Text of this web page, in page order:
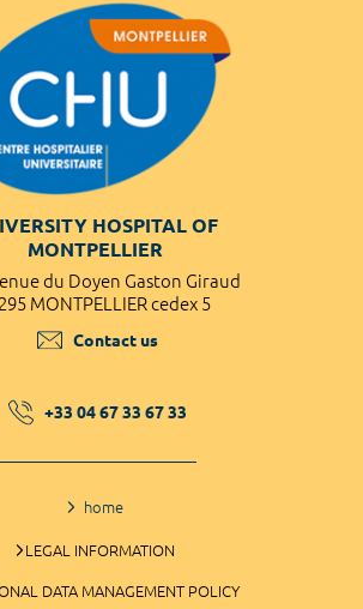
HOSPITAL OF
MONTPELLIER
du Doyen Gaston Giraud
MONTPELLIER cedex 5
Contact us
+33 04 67 33 67 33
home
LEGAL INFORMATION
DATA MANAGEMENT POLICY